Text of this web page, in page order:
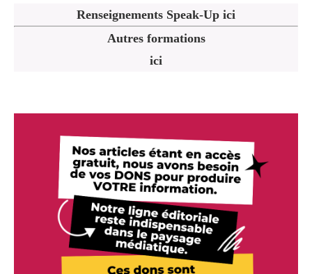
Renseignements Speak-Up ici
Autres formations
ici